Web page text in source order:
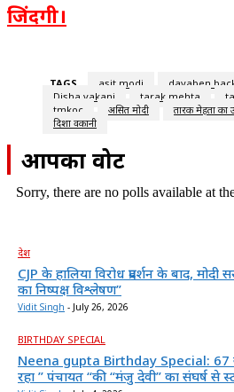
जिंदगी।
TAGS asit modi dayaben
Disha vakani
tarak mehta
tmkoc
असित मोदी तारक मेहता का
दिशा वकानी
आपका वोट
Sorry, there are no polls available at
देश
CJP के हालिया विरोध प्रदर्शन के बाद,
का निष्पक्ष विश्लेषण”
Vidit Singh - July 26, 2026
BIRTHDAY SPECIAL
Neena gupta Birthday Special: 67
रहा ” पंचायत “की “मंजु देवी” का संघर्ष से